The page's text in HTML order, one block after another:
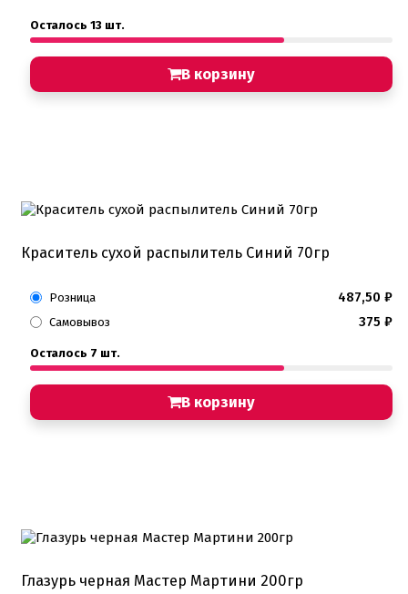
Шоколад Глазурь
Шоколад для кондитеров
Осталось 13 шт.
В корзину
Краситель сухой распылитель Синий 70гр
Розница 487,50 ₽
Самовывоз 375 ₽
Осталось 7 шт.
В корзину
Глазурь черная Мастер Мартини 200гр